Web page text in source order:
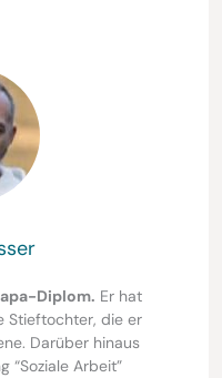
Diplom. Er hat
Stieftochter, die er
Darüber hinaus
“Soziale Arbeit”